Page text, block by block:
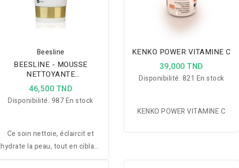
Beesline
BEESLINE - MOUSSE
NETTOYANTE
BLANCHISSANTE EFFET
LIFTING 150ML
46,500 TND
Disponibilité: 987 En stock
Ce soin nettoie, éclaircit et
hydrate la peau, tout en ciblant
les taches brunes et en
KENKO POWER VITAMINE C
39,000 TND
Disponibilité: 821 En stock
KENKO POWER VITAMINE C